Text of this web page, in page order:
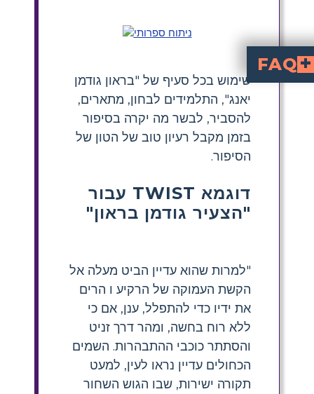
שימוש בכל סעיף של "בראון גודמן
יאנג", התלמידים לבחון, מתארים,
להסביר, לבשר מה יקרה בסיפור
בזמן מקבל רעיון טוב של הטון של
הסיפור.
דוגמא TWIST עבור
"הצעיר גודמן בראון"
"למרות שהוא עדיין הביט מעלה אל
הקשת העמוקה של הרקיע ו הרים
את ידיו כדי להתפלל, ענן, אם כי
ללא רוח בחשה, ומהר דרך זניט
והסתתר כוכבי ההתבהרות. השמים
הכחולים עדיין נראו לעין, למעט
תקורה ישירות, שבו הגוש השחור
FAQ